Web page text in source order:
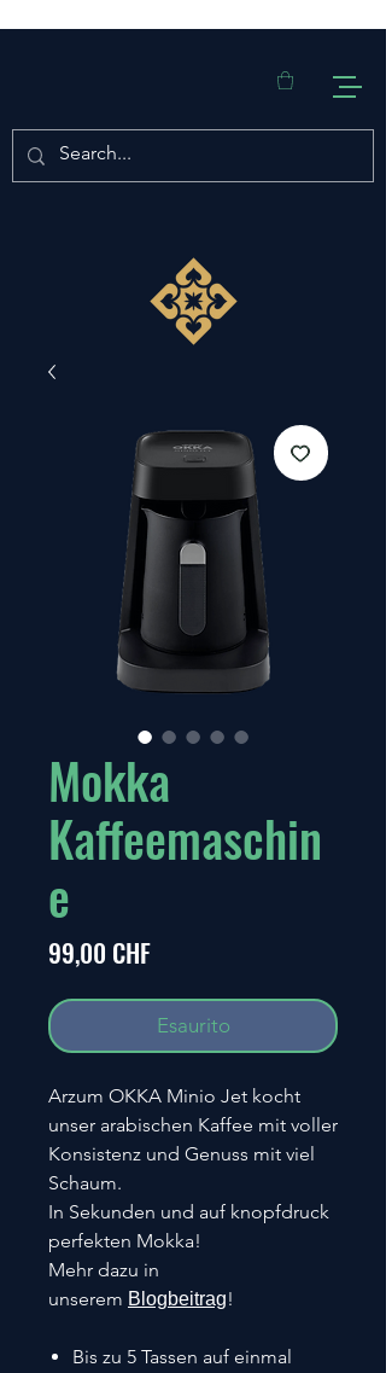
Mokka
Kaffeemaschin
e
99,00 CHFPrezzo
Esaurito
Arzum OKKA Minio Jet kocht
unser arabischen Kaffee mit voller
Konsistenz und Genuss mit viel
Schaum.
In Sekunden und auf knopfdruck
perfekten Mokka!
Mehr dazu in
unserem Blogbeitrag!
Bis zu 5 Tassen auf einmal